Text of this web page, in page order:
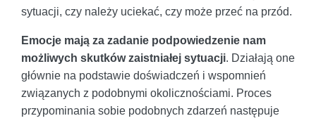
sytuacji, czy należy uciekać, czy może przeć na przód.
Emocje mają za zadanie podpowiedzenie nam
możliwych skutków zaistniałej sytuacji. Działają one
głównie na podstawie doświadczeń i wspomnień
związanych z podobnymi okolicznościami. Proces
przypominania sobie podobnych zdarzeń następuje